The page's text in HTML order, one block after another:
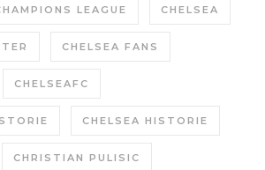
LEAGUE CHELSEA
CHELSEA FANS
CHELSEAFC
CHELSEA HISTORIE
CHRISTIAN PULISIC